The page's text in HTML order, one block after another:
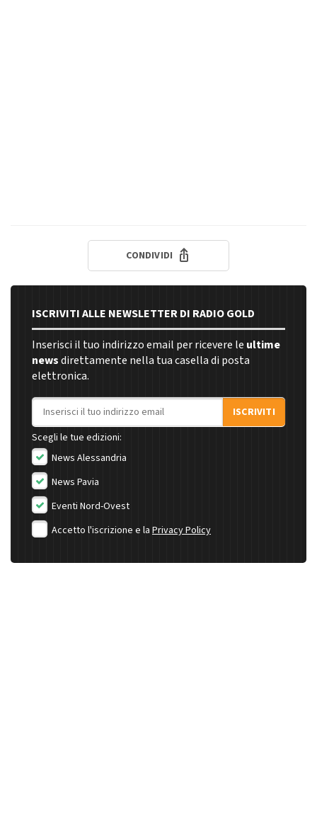
CONDIVIDI
ISCRIVITI ALLE NEWSLETTER DI RADIO GOLD
Inserisci il tuo indirizzo email per ricevere le ultime
newsdirettamente nella tua casella di posta
elettronica.
Indirizzo email
ISCRIVITI
Scegli le tue edizioni:
News Alessandria
News Pavia
Eventi Nord-Ovest
Accetto l'iscrizione e la Privacy Policy